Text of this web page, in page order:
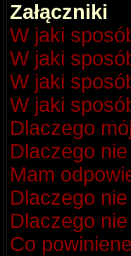
Załączniki
W jaki
W jaki
W jaki
W jaki
Dlaczego
Dlaczego
Mam
Dlaczego
Dlaczego
Co